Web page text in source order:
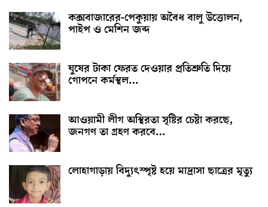
কক্সবাজারের-পেকুয়ায় অবৈধ বালু উত্তোলন,
পাইপ ও মেশিন জব্দ
ঘুষের টাকা ফেরত দেওয়ার প্রতিশ্রুতি দিয়ে
গোপনে কর্মস্থল…
আওয়ামী লীগ অস্থিরতা সৃষ্টির চেষ্টা করছে,
জনগণ তা গ্রহণ করবে…
লোহাগাড়ায় বিদ্যুৎস্পৃষ্ট হয়ে মাদ্রাসা ছাত্রের মৃত্যু